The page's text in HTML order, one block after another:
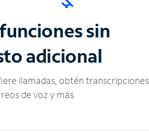
sin
adicional
llamadas, obtén transcripciones
de voz y más.